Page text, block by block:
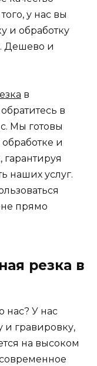
у нас вы
и обработку
Дешево и
в
в
Мы готовы
и
гарантируя
наших услуг.
прямо
резка в
нас? У нас
и гравировку,
на высоком